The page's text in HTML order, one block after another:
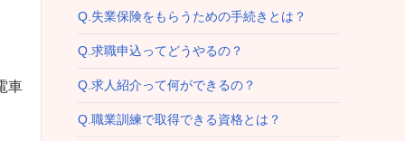
車
Q.失業保険をもらうための手続きとは？
Q.求職申込ってどうやるの？
Q.求人紹介って何ができるの？
Q.職業訓練で取得できる資格とは？